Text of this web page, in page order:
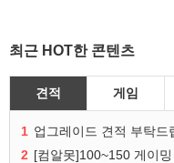
최근 HOT한 콘텐츠
견적 게임
1 업그레이드 견적 부탁드
2 [컴알못]100~150 게이